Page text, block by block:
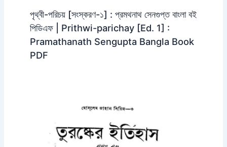
পৃথ্বী-পরিচয় [সংস্করণ-১] : প্রমথনাথ সেনগুপ্ত বাংলা বই
পিডিএফ | Prithwi-parichay [Ed. 1] :
Pramathanath Sengupta Bangla Book
PDF